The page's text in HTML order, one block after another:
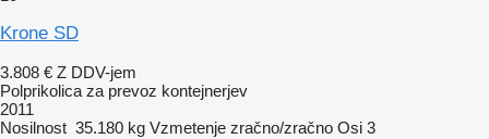
Krone SD
3.808 € Z DDV-jem
Polprikolica za prevoz kontejnerjev
2011
Nosilnost 35.180 kg Vzmetenje zračno/zračno Osi 3